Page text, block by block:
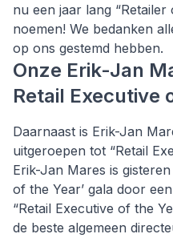
nu een jaar lang
noemen! We bedanken
op ons gestemd hebben.
Onze Erik-Jan
Retail Executive
Daarnaast is Erik-Jan
uitgeroepen tot “Retail
Erik-Jan Mares is
of the Year’ gala door
“Retail Executive of the
de beste algemeen